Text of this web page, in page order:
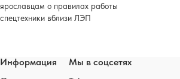
ярославцам о правилах работы
спецтехники вблизи ЛЭП
Информация
Мы в соцсетях